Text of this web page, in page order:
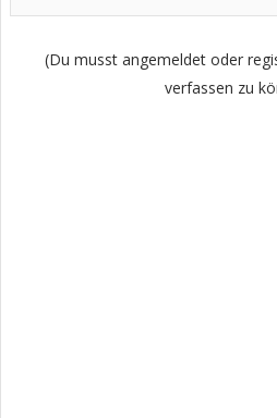
(Du musst angemeldet oder
verfassen zu